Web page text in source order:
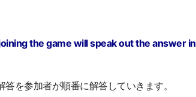
the game will speak out the answer in
を参加者が順番に解答していきます。